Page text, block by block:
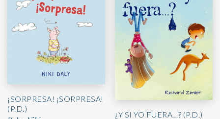
¡SORPRESA! ¡SORPRESA!
(P.D.)
¿Y SI YO FUERA…? (P.D.)